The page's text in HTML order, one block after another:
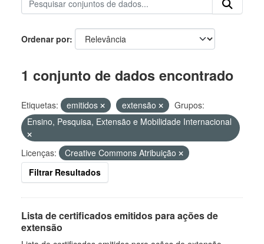
Ordenar por
1 conjunto de dados encontrado
Etiquetas: emitidos extensão
Grupos:
Ensino, Pesquisa, Extensão e Mobilidade Internacional
Licenças:
Creative Commons Atribuição
Filtrar Resultados
Lista de certificados emitidos para ações de
extensão